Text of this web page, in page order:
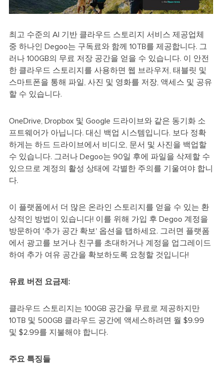
최고 수준의 AI 기반 클라우드 스토리지 서비스 제공업체
중 하나인 Degoo는 구독료와 함께 10TB를 제공합니다. 그
러나 100GB의 무료 저장 공간을 얻을 수 있습니다. 이 안전
한 클라우드 스토리지를 사용하면 웹 브라우저, 태블릿 및
스마트폰을 통해 파일, 사진 및 영화를 저장, 액세스 및 공유
할 수 있습니다.
OneDrive, Dropbox 및 Google 드라이브와 같은 동기화 소
프트웨어가 아닙니다. 대신 백업 시스템입니다. 보다 정확
하게는 하드 드라이브에서 비디오, 문서 및 사진을 백업할
수 있습니다. 그러나 Degoo는 90일 후에 파일을 삭제할 수
있으므로 계정의 활성 상태에 각별한 주의를 기울여야 합니
다.
이 플랫폼에서 더 많은 온라인 스토리지를 얻을 수 있는 환
상적인 방법이 있습니다! 이를 위해 가입 후 Degoo 계정을
방문하여 '추가 공간 확보' 옵션을 탭하세요. 그러면 플랫폼
에서 광고를 보거나 친구를 초대하거나 계정을 업그레이드
하여 추가 여유 공간을 확보하도록 요청할 것입니다!
유료 버전 요금제:
클라우드 스토리지는 100GB 공간을 무료로 제공하지만
10TB 및 500GB 클라우드 공간에 액세스하려면 월 $9.99
및 $2.99를 지불해야 합니다.
주요 특징들